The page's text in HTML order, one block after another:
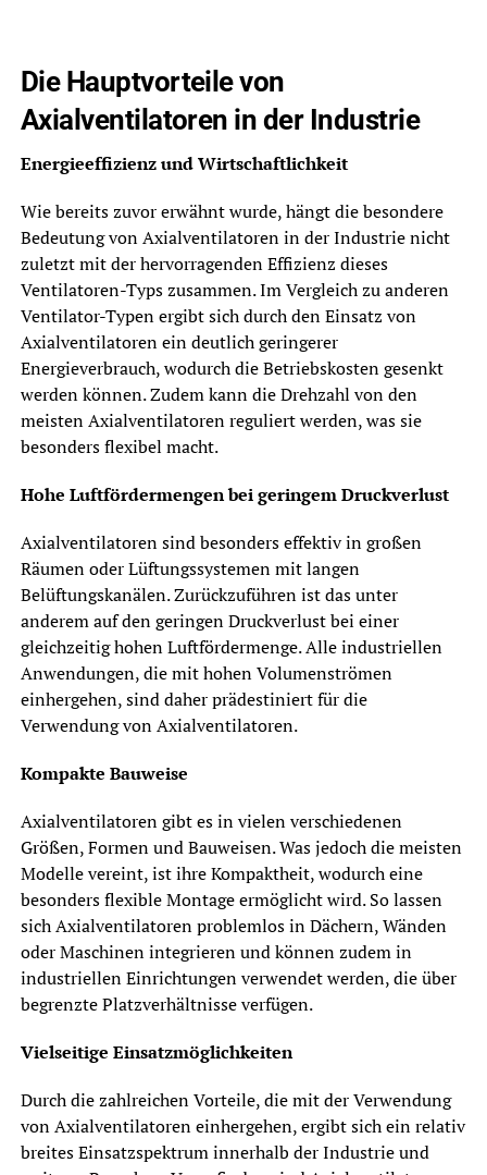
Die Hauptvorteile von
Axialventilatoren in der Industrie
Energieeffizienz und Wirtschaftlichkeit
Wie bereits zuvor erwähnt wurde, hängt die besondere
Bedeutung von Axialventilatoren in der Industrie nicht
zuletzt mit der hervorragenden Effizienz dieses
Ventilatoren-Typs zusammen. Im Vergleich zu anderen
Ventilator-Typen ergibt sich durch den Einsatz von
Axialventilatoren ein deutlich geringerer
Energieverbrauch, wodurch die Betriebskosten gesenkt
werden können. Zudem kann die Drehzahl von den
meisten Axialventilatoren reguliert werden, was sie
besonders flexibel macht.
Hohe Luftfördermengen bei geringem Druckverlust
Axialventilatoren sind besonders effektiv in großen
Räumen oder Lüftungssystemen mit langen
Belüftungskanälen. Zurückzuführen ist das unter
anderem auf den geringen Druckverlust bei einer
gleichzeitig hohen Luftfördermenge. Alle industriellen
Anwendungen, die mit hohen Volumenströmen
einhergehen, sind daher prädestiniert für die
Verwendung von Axialventilatoren.
Kompakte Bauweise
Axialventilatoren gibt es in vielen verschiedenen
Größen, Formen und Bauweisen. Was jedoch die meisten
Modelle vereint, ist ihre Kompaktheit, wodurch eine
besonders flexible Montage ermöglicht wird. So lassen
sich Axialventilatoren problemlos in Dächern, Wänden
oder Maschinen integrieren und können zudem in
industriellen Einrichtungen verwendet werden, die über
begrenzte Platzverhältnisse verfügen.
Vielseitige Einsatzmöglichkeiten
Durch die zahlreichen Vorteile, die mit der Verwendung
von Axialventilatoren einhergehen, ergibt sich ein relativ
breites Einsatzspektrum innerhalb der Industrie und